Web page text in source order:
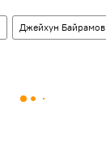
Джейхун Байрамов